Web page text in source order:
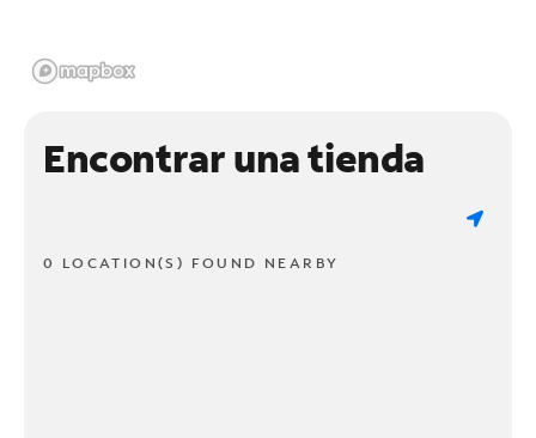
Encontrar una tienda
0 LOCATION(S) FOUND NEARBY